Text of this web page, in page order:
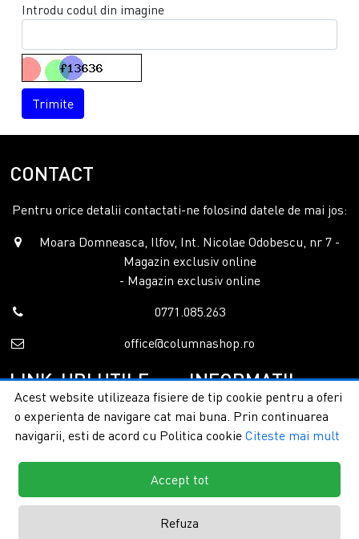
Introdu codul din imagine
Trimite
CONTACT
Pentru orice detalii contactati-ne folosind datele de mai jos:
Moara Domneasca, Ilfov, Int. Nicolae Odobescu, nr 7 -
Magazin exclusiv online
- Magazin exclusiv online
0771.085.263
office@columnashop.ro
LINK-URI UTILE
Acasa
Despre noi
Formular retur
INFORMATII
Garantie si service
Detalii livrare
Termeni si conditii
Acest website utilizeaza fisiere de tip cookie pentru a oferi
o experienta de navigare cat mai buna. Prin continuarea
navigarii, esti de acord cu Politica cookie Citeste mai mult
Accept tot
Refuza